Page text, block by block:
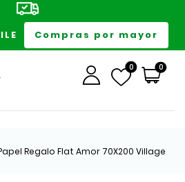
Compras por mayor
0 0
Regalo Flat Amor 70X200 Village